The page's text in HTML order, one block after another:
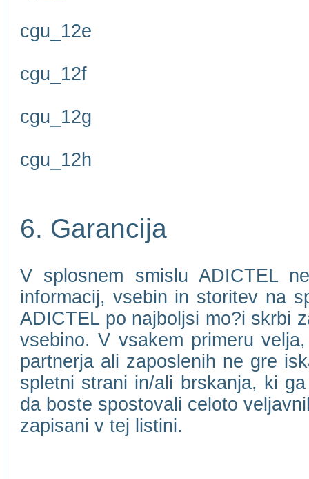
cgu_12e
cgu_12f
cgu_12g
cgu_12h
6. Garancija
V splosnem smislu ADICTEL
informacij, vsebin in storitev na
ADICTEL po najboljsi mo?i skrbi
vsebino. V vsakem primeru
partnerja ali zaposlenih ne gre
spletni strani in/ali brskanja, ki
da boste spostovali celoto
zapisani v tej listini.